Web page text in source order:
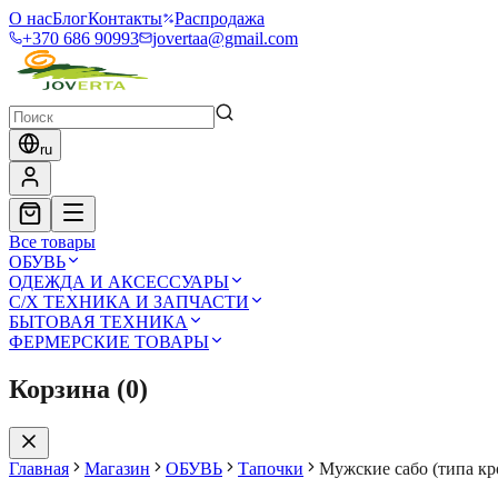
О насБлогКонтакты
Распродажа
+370 686 90993
jovertaa@gmail.com
ru
Все товары
ОБУВЬ
ОДЕЖДА И АКСЕССУАРЫ
С/Х ТЕХНИКА И ЗАПЧАСТИ
БЫТОВАЯ ТЕХНИКА
ФЕРМЕРСКИЕ ТОВАРЫ
Корзина (0)
Главная Магазин ОБУВЬ Тапочки Мужские сабо (типа